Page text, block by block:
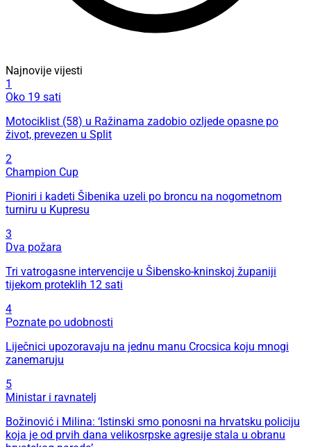
Najnovije vijesti
1
Oko 19 sati
Motociklist (58) u Ražinama zadobio ozljede opasne po
život, prevezen u Split
2
Champion Cup
Pioniri i kadeti Šibenika uzeli po broncu na nogometnom
turniru u Kupresu
3
Dva požara
Tri vatrogasne intervencije u Šibensko-kninskoj županiji
tijekom proteklih 12 sati
4
Poznate po udobnosti
Liječnici upozoravaju na jednu manu Crocsica koju mnogi
zanemaruju
5
Ministar i ravnatelj
Božinović i Milina: ‘Istinski smo ponosni na hrvatsku policiju
koja je od prvih dana velikosrpske agresije stala u obranu